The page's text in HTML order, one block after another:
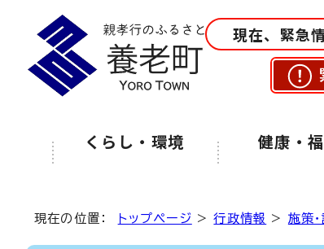
現在、緊急
くらし・環境 健康・
現在の位置： トップページ >行政情報 > 施策